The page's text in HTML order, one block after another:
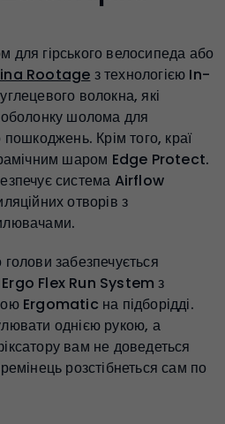
для гірського велосипеда або
Rootage з технологією In-
волокна, які
оболонку шолома для
пошкоджень. Крім того, краї
шаром Edge Protect.
система Airflow
отворів з
забезпечується
Flex Run System з
Ergomatic на підборідді.
однією рукою, а
вам не доведеться
розстібнеться сам по